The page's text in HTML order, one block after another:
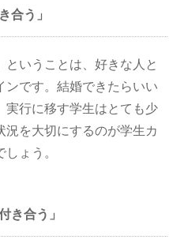
合う」
いうことは、好きな人と
です。結婚できたらいい
実行に移す学生はとても少
を大切にするのが学生カ
ょう。
き合う」